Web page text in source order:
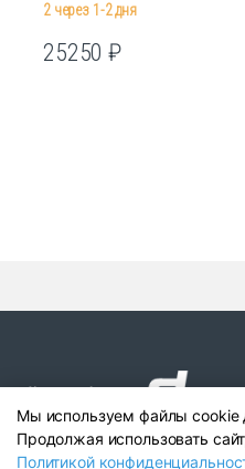
2 через 1-2 дня
25250₽
Этот
товара.
Мы используем файлы cookie
Продолжая использовать
Политикой